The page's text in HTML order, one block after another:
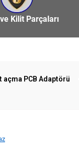
Kilit Parçaları
açma PCB Adaptörü